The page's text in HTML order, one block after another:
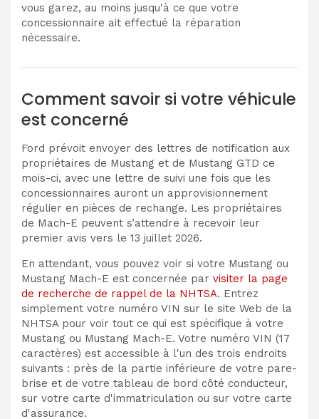
vous garez, au moins jusqu'à ce que votre
concessionnaire ait effectué la réparation
nécessaire.
Comment savoir si votre véhicule
est concerné
Ford prévoit envoyer des lettres de notification aux
propriétaires de Mustang et de Mustang GTD ce
mois-ci, avec une lettre de suivi une fois que les
concessionnaires auront un approvisionnement
régulier en pièces de rechange. Les propriétaires
de Mach-E peuvent s’attendre à recevoir leur
premier avis vers le 13 juillet 2026.
En attendant, vous pouvez voir si votre Mustang ou
Mustang Mach-E est concernée par visiter la page
de recherche de rappel de la NHTSA. Entrez
simplement votre numéro VIN sur le site Web de la
NHTSA pour voir tout ce qui est spécifique à votre
Mustang ou Mustang Mach-E. Votre numéro VIN (17
caractères) est accessible à l'un des trois endroits
suivants : près de la partie inférieure de votre pare-
brise et de votre tableau de bord côté conducteur,
sur votre carte d'immatriculation ou sur votre carte
d'assurance.